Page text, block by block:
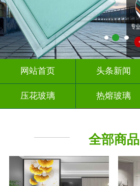
网站首页 头条新闻
压花玻璃 热熔玻璃
其它玻璃
全部商品